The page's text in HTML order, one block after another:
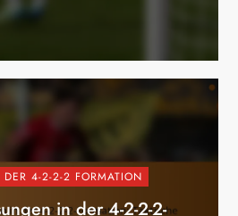
DER 4-2-2-2 FORMATION
in der 4-2-2-2-